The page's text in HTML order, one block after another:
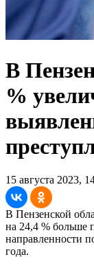
В
%
15 августа 2023,
В Пензенской
на 24,4 % больше
направленности
года.